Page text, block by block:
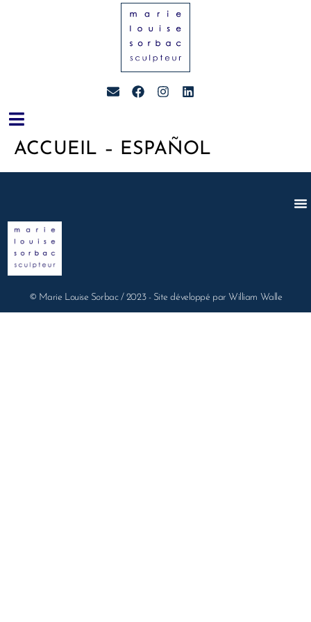
ACCUEIL – ESPAÑOL
© Marie Louise Sorbac / 2023 - Site développé par William Walle